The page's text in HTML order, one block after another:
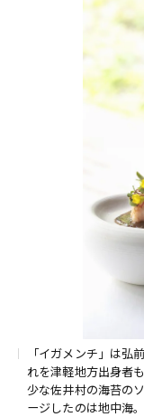
「イガメンチ」は弘
れを津軽地方出身者
少な佐井村の海苔の
ージしたのは地中海